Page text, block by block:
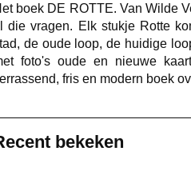
boek DE ROTTE. Van Wilde
die vragen. Elk stukje Rotte
de oude loop, de huidige
foto's oude en nieuwe
fris en modern boek
bekeken